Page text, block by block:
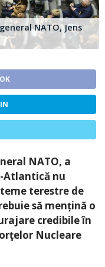
NATO, Jens
NATO, a
Atlantică nu
terestre de
să mențină o
credibile în
Nucleare